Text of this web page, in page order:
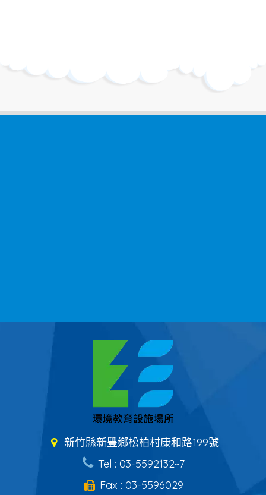
新竹縣新豐鄉松柏村康和路199號
Tel : 03-5592132~7
Fax : 03-5596029